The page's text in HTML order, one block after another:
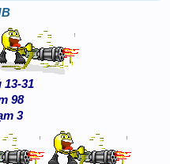
13-31
98
3